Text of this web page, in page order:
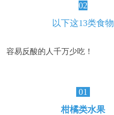
02
以下这13类食物
容易反酸的人千万少吃！
01
柑橘类水果